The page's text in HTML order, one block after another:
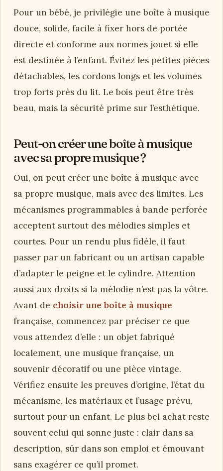
Pour un bébé, je privilégie une boîte à musique
douce, solide, facile à fixer hors de portée
directe et conforme aux normes jouet si elle
est destinée à l’enfant. Évitez les petites pièces
détachables, les cordons longs et les volumes
trop forts près du lit. Le bois peut être très
beau, mais la sécurité prime sur l’esthétique.
Peut-on créer une boîte à musique
avec sa propre musique ?
Oui, on peut créer une boîte à musique avec
sa propre musique, mais avec des limites. Les
mécanismes programmables à bande perforée
acceptent surtout des mélodies simples et
courtes. Pour un rendu plus fidèle, il faut
passer par un fabricant ou un artisan capable
d’adapter le peigne et le cylindre. Attention
aussi aux droits si la mélodie n’est pas la vôtre.
Avant de choisir une boîte à musique
française, commencez par préciser ce que
vous attendez d’elle : un objet fabriqué
localement, une musique française, un
souvenir décoratif ou une pièce vintage.
Vérifiez ensuite les preuves d’origine, l’état du
mécanisme, les matériaux et l’usage prévu,
surtout pour un enfant. Le plus bel achat reste
souvent celui qui sonne juste : clair dans sa
description, sûr dans son emploi et émouvant
sans exagérer ce qu’il promet.